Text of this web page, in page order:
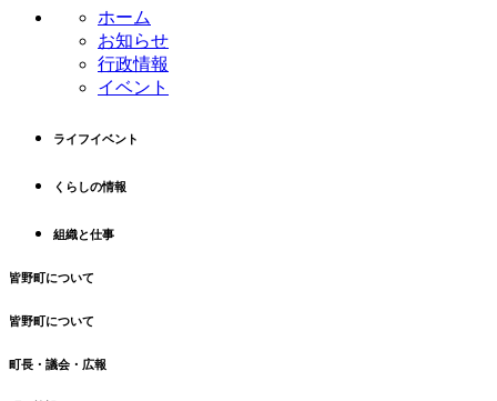
ホーム
お知らせ
行政情報
イベント
ライフイベント
くらしの情報
組織と仕事
皆野町について
皆野町について
町長・議会・広報